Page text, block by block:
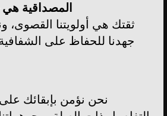
المصداقية هي
ثقتك هي أولويتنا
جهدنا للحفاظ على
نحن نؤمن بإبقائك